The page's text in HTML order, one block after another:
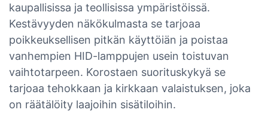
kaupallisissa ja teollisissa ympäristöissä.
Kestävyyden näkökulmasta se tarjoaa
poikkeuksellisen pitkän käyttöiän ja poistaa
vanhempien HID-lamppujen usein toistuvan
vaihtotarpeen. Korostaen suorituskykyä se
tarjoaa tehokkaan ja kirkkaan valaistuksen, joka
on räätälöity laajoihin sisätiloihin.